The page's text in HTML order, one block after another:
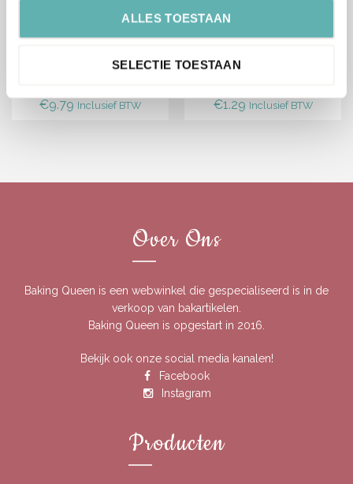
ALLES TOESTAAN
SELECTIE TOESTAAN
€9.79 Inclusief BTW €1.29 Inclusief BTW
Over Ons
Baking Queen is een webwinkel die gespecialiseerd is in de
verkoop van bakartikelen.
Baking Queen is opgestart in 2016.
Bekijk ook onze social media kanalen!
Facebook
Instagram
Producten